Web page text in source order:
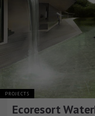
PROJECTS
Ecoresort